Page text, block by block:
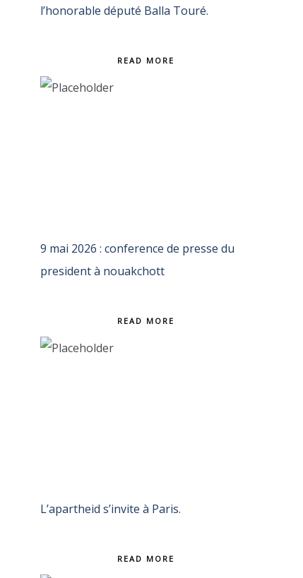
l’honorable député Balla Touré.
READ MORE
9 mai 2026 : conference de presse du
president à nouakchott
READ MORE
L’apartheid s’invite à Paris.
READ MORE